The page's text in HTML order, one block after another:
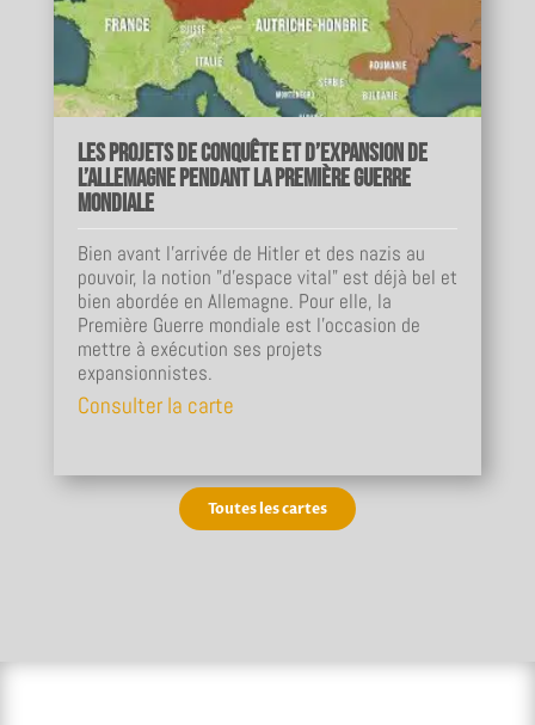
Les projets de conquête et d’expansion de
l’Allemagne pendant la Première Guerre
mondiale
Bien avant l’arrivée de Hitler et des nazis au
pouvoir, la notion "d’espace vital" est déjà bel et
bien abordée en Allemagne. Pour elle, la
Première Guerre mondiale est l’occasion de
mettre à exécution ses projets
expansionnistes.
Consulter la carte
Toutes les cartes